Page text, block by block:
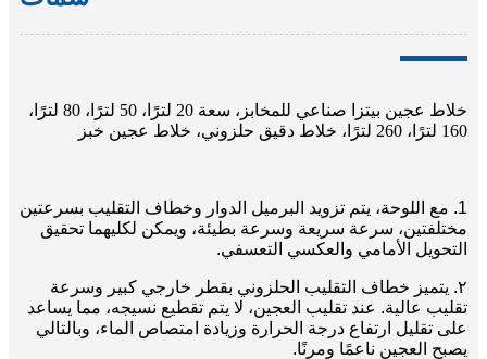
خلاط عجين بيتزا صناعي للمخابز، سعة 20 لترًا، 50 لترًا، 80 لترًا،
160 لترًا، 260 لترًا، خلاط دقيق حلزوني، خلاط عجين خبز
1. مع اللوحة، يتم تزويد البرميل الدوار وخطاف التقليب بسرعتين
مختلفتين، سرعة سريعة وسرعة بطيئة، ويمكن لكليهما تحقيق
التحويل الأمامي والعكسي التعسفي.
٢. يتميز خطاف التقليب الحلزوني بقطر خارجي كبير وسرعة
تقليب عالية. عند تقليب العجين، لا يتم تقطيع نسيجه، مما يساعد
على تقليل ارتفاع درجة الحرارة وزيادة امتصاص الماء، وبالتالي
يصبح العجين ناعمًا ومرنًا.